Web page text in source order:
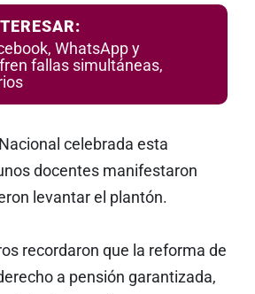
WhatsApp y
fallas simultáneas,
celebrada esta
docentes manifestaron
levantar el plantón.
recordaron que la reforma de
a pensión garantizada,